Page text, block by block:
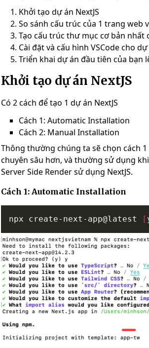
Khởi tạo dự án NextJS
So sánh cấu trúc của 1 trang web
Tạo cấu trúc thư mục cơ bản nhất
Cài đặt và cấu hình VSCode cho dự
Triển khai dự án đầu tiên của bạn
Khởi tạo dự án NextJS
Có 2 cách để tạo 1 dự án NextJS
Cách 1: Automatic Installation
Cách 2: Manual Installation
Thông thường chúng ta sẽ chọn cách
chuyên sâu hơn, và thường sử dụng
Server Side Render sử dụng NextJS.
Cách 1: Automatic Installation
npx create-next-app@latest [